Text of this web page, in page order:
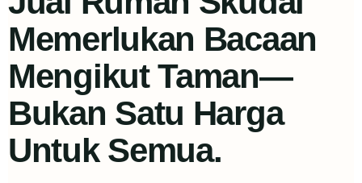
Memerlukan Bacaan
Mengikut Taman—
Bukan Satu Harga
Untuk Semua.